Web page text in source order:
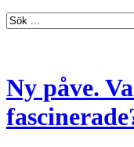
Ny påve.